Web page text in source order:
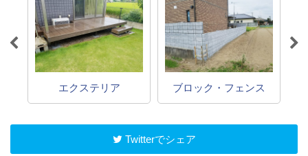
エクステリア ブロック・フェンス
Twitterでシェア